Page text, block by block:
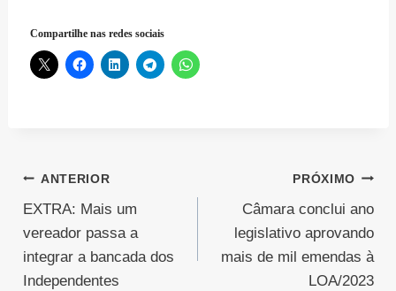
Compartilhe nas redes sociais
Navegação
de
Post
ANTERIOR
EXTRA: Mais um
vereador passa a
integrar a bancada dos
Independentes
PRÓXIMO
Câmara conclui ano
legislativo aprovando
mais de mil emendas à
LOA/2023